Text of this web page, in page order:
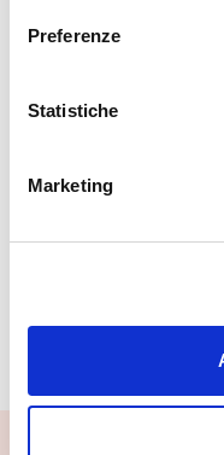
Preferenze
Statistiche
Marketing
piedi del Pizzo
Moro, la Miniera della
Rifugio Cristina. È
il Pizzo Scalino e
AgriValtellina, fiera